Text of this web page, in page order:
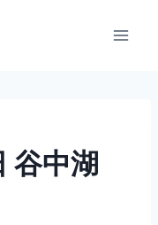
谷中湖